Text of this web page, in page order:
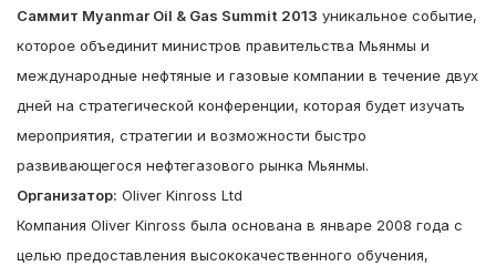
Саммит Myanmar Oil & Gas Summit 2013 уникальное событие,
которое объединит министров правительства Мьянмы и
международные нефтяные и газовые компании в течение двух
дней на стратегической конференции, которая будет изучать
мероприятия, стратегии и возможности быстро
развивающегося нефтегазового рынка Мьянмы.
Организатор: Oliver Kinross Ltd
Компания Oliver Kinross была основана в январе 2008 года с
целью предоставления высококачественного обучения,